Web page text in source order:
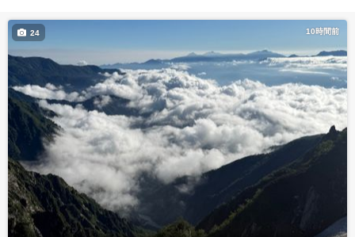
10時間前
24